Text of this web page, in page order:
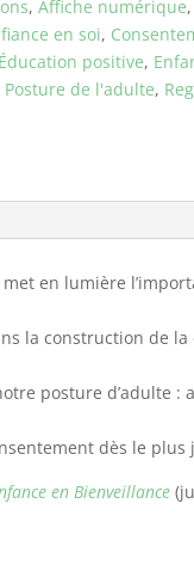
, Affiche numérique,
en soi,
Éducation positive,
Posture de l'adulte,
en lumière
la construction de la
posture d’adulte :
dès le plus
en Bienveillance